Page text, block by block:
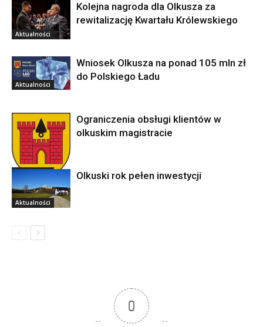
Aktualności
Kolejna nagroda dla Olkusza za
rewitalizację Kwartału Królewskiego
Aktualności
Wniosek Olkusza na ponad 105 mln zł
do Polskiego Ładu
Aktualności
Ograniczenia obsługi klientów w
olkuskim magistracie
Aktualności
Olkuski rok pełen inwestycji
0